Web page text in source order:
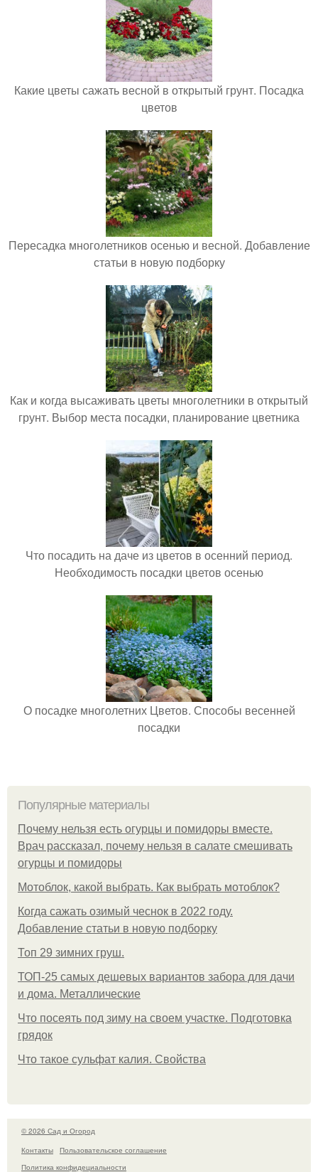
Какие цветы сажать весной в открытый грунт. Посадка
цветов
Пересадка многолетников осенью и весной. Добавление
статьи в новую подборку
Как и когда высаживать цветы многолетники в открытый
грунт. Выбор места посадки, планирование цветника
Что посадить на даче из цветов в осенний период.
Необходимость посадки цветов осенью
О посадке многолетних Цветов. Способы весенней
посадки
Популярные материалы
Почему нельзя есть огурцы и помидоры вместе.
Врач рассказал, почему нельзя в салате смешивать
огурцы и помидоры
Мотоблок, какой выбрать. Как выбрать мотоблок?
Когда сажать озимый чеснок в 2022 году.
Добавление статьи в новую подборку
Топ 29 зимних груш.
ТОП-25 самых дешевых вариантов забора для дачи
и дома. Металлические
Что посеять под зиму на своем участке. Подготовка
грядок
Что такое сульфат калия. Свойства
© 2026 Сад и Огород
Контакты
Пользовательское соглашение
Политика конфидециальности